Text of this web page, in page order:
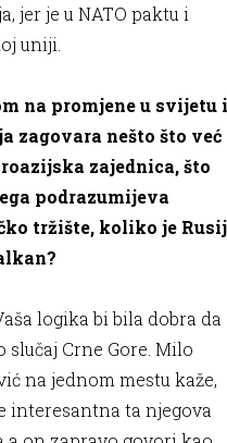
jer je u NATO paktu i
uniji.
na promjene u svijetu i
zagovara nešto što već
zajednica, što
podrazumijeva
tržište, koliko je
logika bi bila dobra da
slučaj Crne Gore. Milo
na jednom mestu kaže,
interesantna ta njegova